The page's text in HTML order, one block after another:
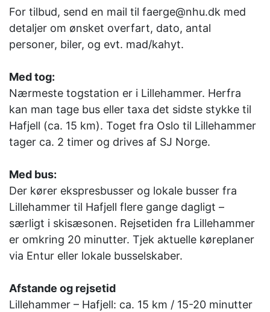
For tilbud, send en mail til faerge@nhu.dk med
detaljer om ønsket overfart, dato, antal
personer, biler, og evt. mad/kahyt.
Med tog:
Nærmeste togstation er i Lillehammer. Herfra
kan man tage bus eller taxa det sidste stykke til
Hafjell (ca. 15 km). Toget fra Oslo til Lillehammer
tager ca. 2 timer og drives af SJ Norge.
Med bus:
Der kører ekspresbusser og lokale busser fra
Lillehammer til Hafjell flere gange dagligt –
særligt i skisæsonen. Rejsetiden fra Lillehammer
er omkring 20 minutter. Tjek aktuelle køreplaner
via Entur eller lokale busselskaber.
Afstande og rejsetid
Lillehammer – Hafjell: ca. 15 km / 15-20 minutter